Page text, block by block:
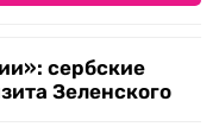
сербские
Зеленского